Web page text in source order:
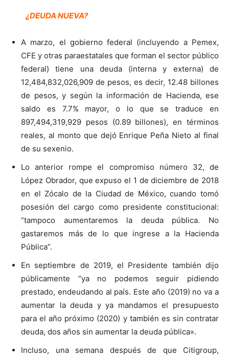
¿DEUDA NUEVA?
A marzo, el gobierno federal (incluyendo a Pemex,
CFE y otras paraestatales que forman el sector público
federal) tiene una deuda (interna y externa) de
12,484,832,026,909 de pesos, es decir, 12.48 billones
de pesos, y según la información de Hacienda, ese
saldo es 7.7% mayor, o lo que se traduce en
897,494,319,929 pesos (0.89 billones), en términos
reales, al monto que dejó Enrique Peña Nieto al final
de su sexenio.
Lo anterior rompe el compromiso número 32, de
López Obrador, que expuso el 1 de diciembre de 2018
en el Zócalo de la Ciudad de México, cuando tomó
posesión del cargo como presidente constitucional:
“tampoco aumentaremos la deuda pública. No
gastaremos más de lo que ingrese a la Hacienda
Pública”.
En septiembre de 2019, el Presidente también dijo
públicamente “ya no podemos seguir pidiendo
prestado, endeudando al país. Este año (2019) no va a
aumentar la deuda y ya mandamos el presupuesto
para el año próximo (2020) y también es sin contratar
deuda, dos años sin aumentar la deuda pública».
Incluso, una semana después de que Citigroup,